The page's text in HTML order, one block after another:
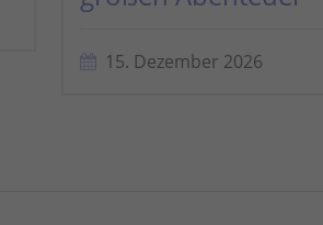
15. Dezember 2026